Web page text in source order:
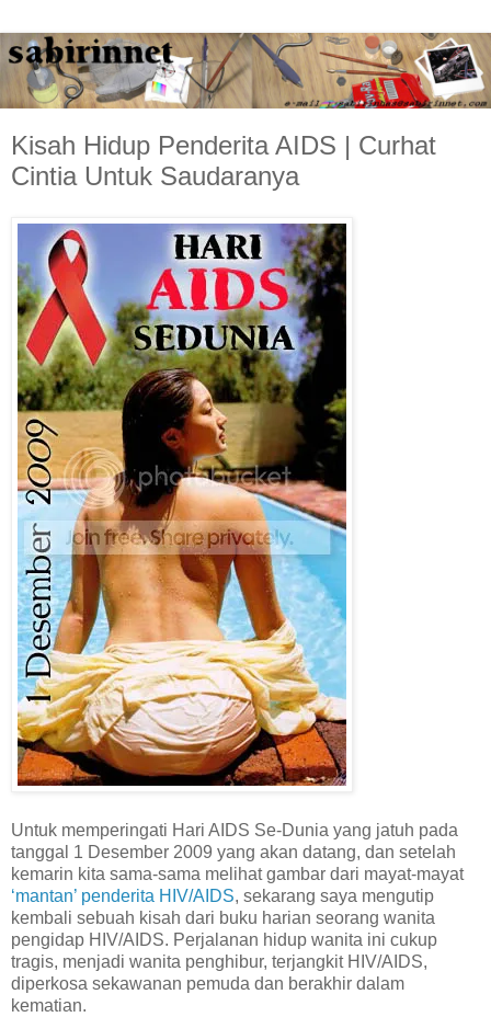
Kisah Hidup Penderita AIDS | Curhat
Cintia Untuk Saudaranya
Untuk memperingati Hari AIDS Se-Dunia yang jatuh pada
tanggal 1 Desember 2009 yang akan datang, dan setelah
kemarin kita sama-sama melihat gambar dari mayat-mayat
‘mantan’ penderita HIV/AIDS, sekarang saya mengutip
kembali sebuah kisah dari buku harian seorang wanita
pengidap HIV/AIDS. Perjalanan hidup wanita ini cukup
tragis, menjadi wanita penghibur, terjangkit HIV/AIDS,
diperkosa sekawanan pemuda dan berakhir dalam
kematian.